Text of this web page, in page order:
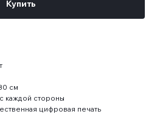
Купить
см
каждой стороны
цифровая печать